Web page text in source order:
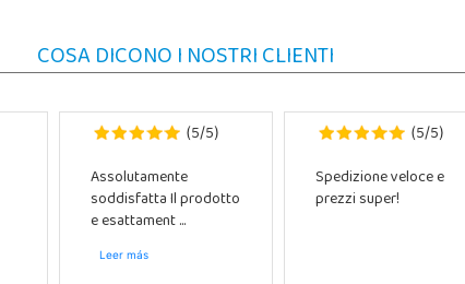
COSA DICONO I NOSTRI CLIENTI
(5/5)
Assolutamente
soddisfatta Il prodotto
e esattament ...
Leer más
(5/5)
Spedizione veloce e
prezzi super!